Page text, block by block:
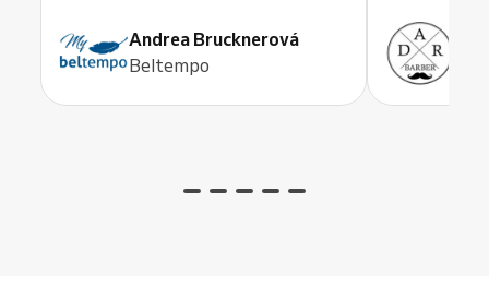
Andrea Brucknerová
Beltempo